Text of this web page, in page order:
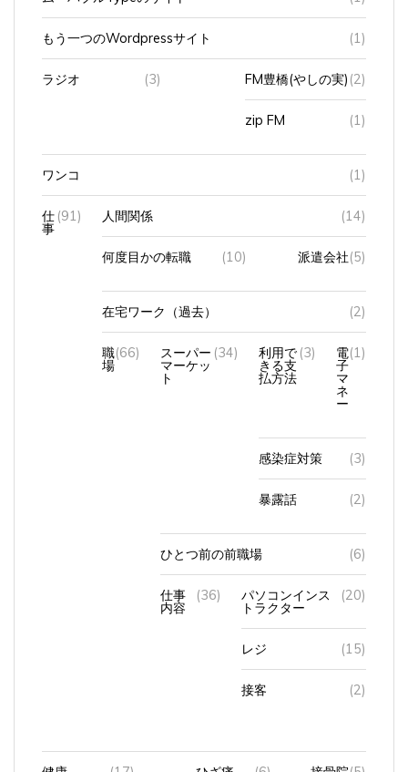
もう一つのWordpressサイト (1)
ラジオ (3) FM豊橋(やしの実) (2)
zip FM (1)
ワンコ (1)
仕
事
(91) 人間関係 (14)
何度目かの転職 (10) 派遣会社 (5)
在宅ワーク（過去） (2)
職
場
(66) スーパー
マーケッ
ト
(34) 利用で
きる支
払方法
(3) 電
子
マ
ネ
ー
(1)
感染症対策 (3)
暴露話 (2)
ひとつ前の前職場 (6)
仕事
内容
(36) パソコンインス
トラクター
(20)
レジ (15)
接客 (2)
健康 (17) ひざ痛 (6) 接骨院 (5)